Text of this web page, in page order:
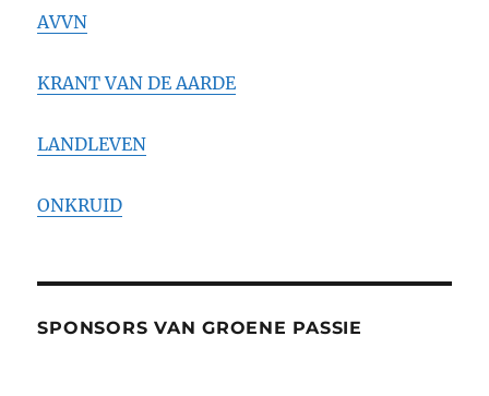
AVVN
KRANT VAN DE AARDE
LANDLEVEN
ONKRUID
SPONSORS VAN GROENE PASSIE